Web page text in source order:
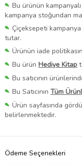
Bu ürünün kampanyalı
kampanya stoğundan
Çiçeksepeti kampanya
tutar.
Ürünün iade
Bu ürün Hediye Kitap
Bu satıcının
Bu Satıcının Tüm
Ürün sayfasında
belirlenmektedir.
Ödeme Seçenekleri